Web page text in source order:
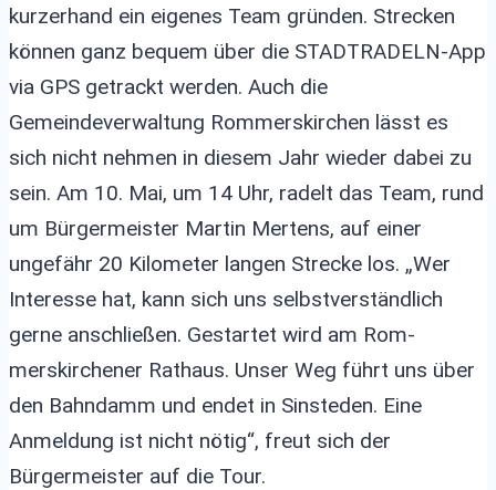
kurzerhand ein eigenes Team gründen. Strecken
können ganz bequem über die STADTRADELN-App
via GPS getrackt werden. Auch die
Gemeindeverwaltung Rommerskirchen lässt es
sich nicht nehmen in diesem Jahr wieder dabei zu
sein. Am 10. Mai, um 14 Uhr, radelt das Team, rund
um Bürgermeister Martin Mertens, auf einer
ungefähr 20 Kilometer langen Strecke los. „Wer
Interesse hat, kann sich uns selbstverständlich
gerne anschließen. Gestartet wird am Rom-
merskirchener Rathaus. Unser Weg führt uns über
den Bahndamm und endet in Sinsteden. Eine
Anmeldung ist nicht nötig“, freut sich der
Bürgermeister auf die Tour.